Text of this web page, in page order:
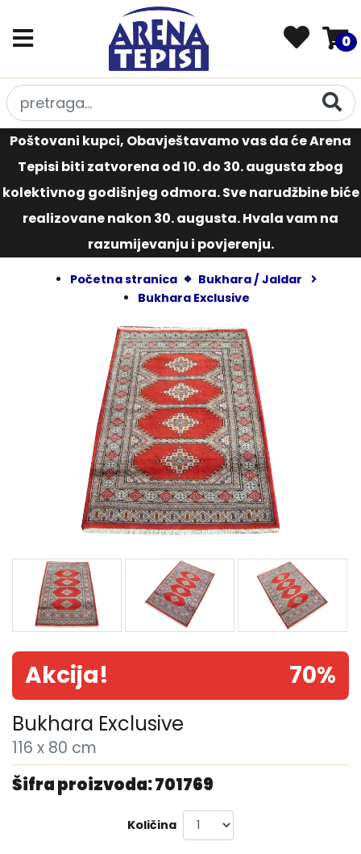
0
Poštovani kupci, Obavještavamo vas da će Arena
Tepisi biti zatvorena od 10. do 30. augusta zbog
kolektivnog godišnjeg odmora. Sve narudžbine biće
realizovane nakon 30. augusta. Hvala vam na
razumijevanju i povjerenju.
Početna stranica
Bukhara / Jaldar
Bukhara Exclusive
Akcija! 70%
Bukhara Exclusive
116 x 80 cm
Šifra proizvoda: 701769
Količina